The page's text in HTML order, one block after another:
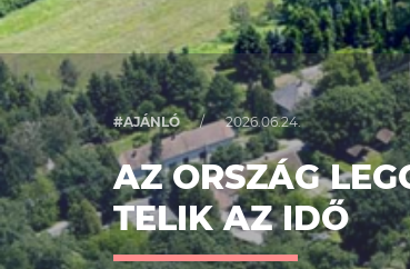
#AJÁNLÓ / 2026.06.24.
AZ ORSZÁG
TELIK AZ IDŐ